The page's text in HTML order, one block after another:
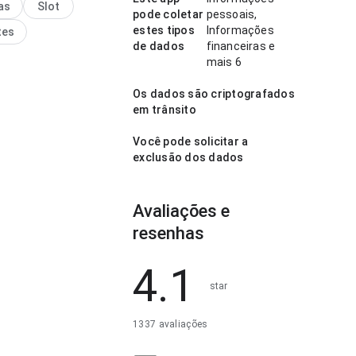
decidir rapidamente se
Slot
pode coletar
estes tipos
de dados
pessoais,
Informações
financeiras e
mais 6
Os dados são criptografados
em trânsito
Você pode solicitar a
exclusão dos dados
Avaliações e
resenhas
4.1 star
1337 avaliações